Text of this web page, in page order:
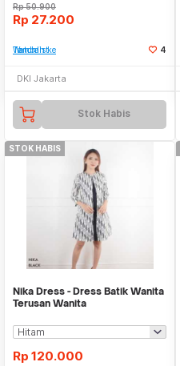
Rp50.900
Rp 27.200
Tambah ke Watchlist 4
DKI Jakarta
Stok Habis
STOK HABIS
Nika Dress - Dress Batik Wanita
Terusan Wanita
Rp 120.000